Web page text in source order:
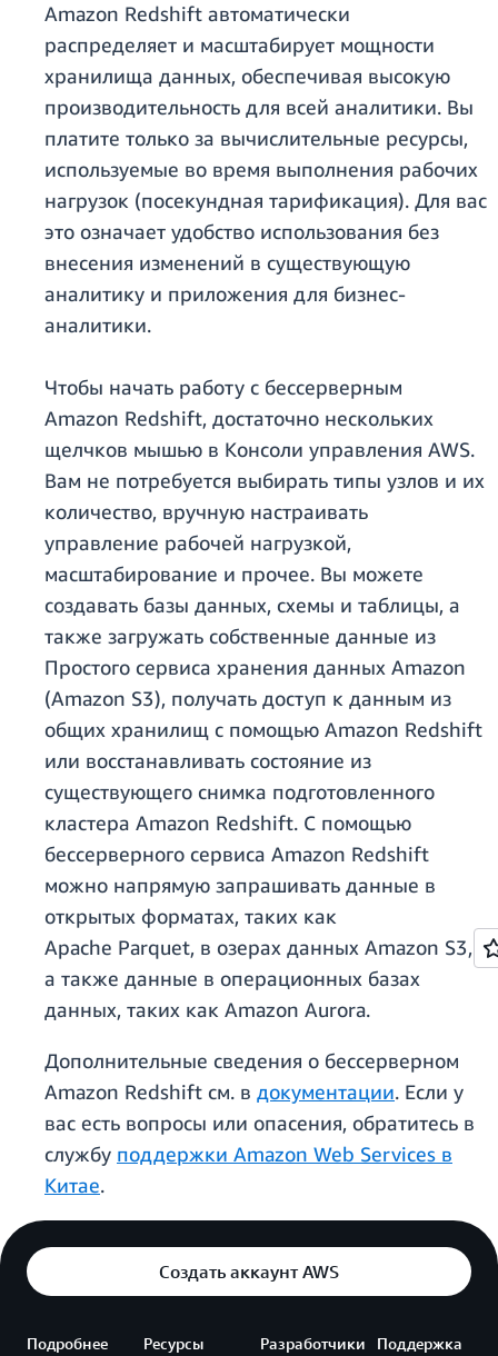
Amazon Redshift автоматически
распределяет и масштабирует мощности
хранилища данных, обеспечивая высокую
производительность для всей аналитики. Вы
платите только за вычислительные ресурсы,
используемые во время выполнения рабочих
нагрузок (посекундная тарификация). Для вас
это означает удобство использования без
внесения изменений в существующую
аналитику и приложения для бизнес-
аналитики.
Чтобы начать работу с бессерверным
Amazon Redshift, достаточно нескольких
щелчков мышью в Консоли управления AWS.
Вам не потребуется выбирать типы узлов и их
количество, вручную настраивать
управление рабочей нагрузкой,
масштабирование и прочее. Вы можете
создавать базы данных, схемы и таблицы, а
также загружать собственные данные из
Простого сервиса хранения данных Amazon
(Amazon S3), получать доступ к данным из
общих хранилищ с помощью Amazon Redshift
или восстанавливать состояние из
существующего снимка подготовленного
кластера Amazon Redshift. С помощью
бессерверного сервиса Amazon Redshift
можно напрямую запрашивать данные в
открытых форматах, таких как
Apache Parquet, в озерах данных Amazon S3,
а также данные в операционных базах
данных, таких как Amazon Aurora.
Дополнительные сведения о бессерверном
Amazon Redshift см. в документации. Если у
вас есть вопросы или опасения, обратитесь в
службу поддержки Amazon Web Services в
Китае.
Создать аккаунт AWS
Подробнее Ресурсы Разработчики Поддержка